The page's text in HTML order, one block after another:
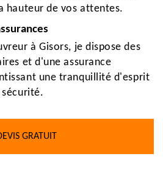
hauteur de vos attentes.
à Gisors, je dispose des
et d'une assurance
une tranquillité d'esprit
GRATUIT